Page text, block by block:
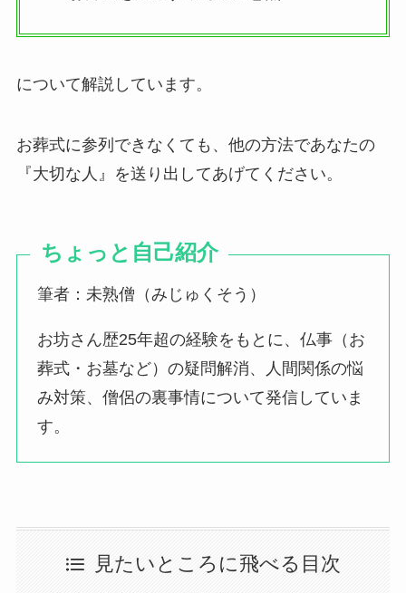
について解説しています。
お葬式に参列できなくても、他の方法であなたの
『大切な人』を送り出してあげてください。
ちょっと自己紹介
筆者：未熟僧（みじゅくそう）
お坊さん歴25年超の経験をもとに、仏事（お
葬式・お墓など）の疑問解消、人間関係の悩
み対策、僧侶の裏事情について発信していま
す。
見たいところに飛べる目次